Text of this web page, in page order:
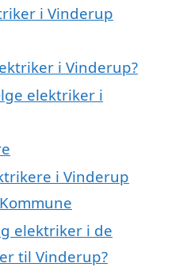
i Vinderup
i Vinderup?
elektriker i
i Vinderup
elektriker i de
til Vinderup?